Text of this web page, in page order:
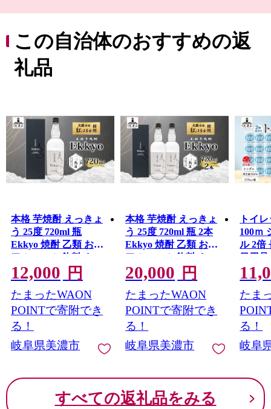
品が展示され、幻想的な世界が醸し出されます。
この自治体のおすすめの返
礼品
本格 芋焼酎 えっきょ
う 25度 720ml 瓶
Ekkyo 焼酎 乙類 お酒
アルコール 飲料 さつ
まいも 紅はるか 芋 い
も イモ G酵母 オリジ
ナル 晩酌 家飲み プレ
ゼント 贈り物 ギフト
父の日 お中元 お歳暮
誕生日 自家用 送料無
料 紫屋 岐阜県 美濃市
12,000 円
たまったWAON
POINTで寄附でき
る！
岐阜県美濃市
本格 芋焼酎 えっきょ
う 25度 720ml 瓶 2本
Ekkyo 焼酎 乙類 お酒
アルコール 飲料 さつ
まいも 紅はるか 芋 い
も イモ G酵母 オリジ
ナル 晩酌 家飲み プレ
ゼント 贈り物 ギフト
父の日 お中元 お歳暮
誕生日 自家用 送料無
料 紫屋 岐阜県 美濃市
20,000 円
たまったWAON
POINTで寄附でき
る！
岐阜県美濃市
トイ
100ｍ
ル 2倍
日用
たま
る！
岐阜
すべての返礼品をみる